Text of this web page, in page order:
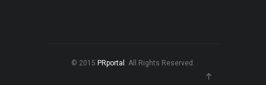
© 2015 PRportal . All Rights Reserved.